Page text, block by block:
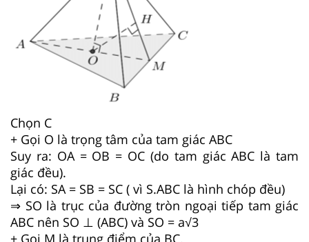
Chọn C
+ Gọi O là trọng tâm của tam giác ABC
Suy ra: OA = OB = OC (do tam giác ABC là tam
giác đều).
Lại có: SA = SB = SC ( vì S.ABC là hình chóp đều)
⇒ SO là trục của đường tròn ngoại tiếp tam giác
ABC nên SO ⊥ (ABC) và SO = a√3
+ Gọi M là trung điểm của BC.